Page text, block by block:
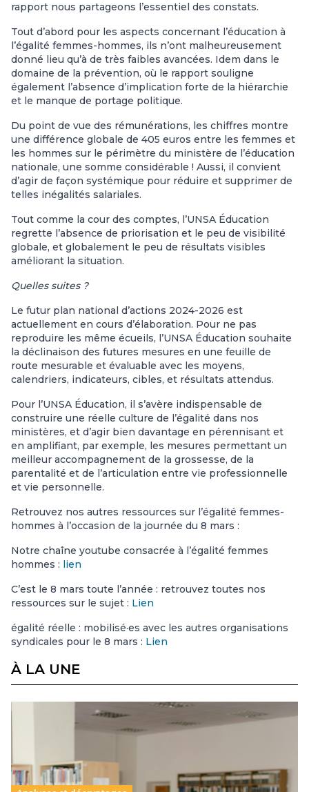
rapport nous partageons l’essentiel des constats.
Tout d’abord pour les aspects concernant l’éducation à
l’égalité femmes-hommes, ils n’ont malheureusement
donné lieu qu’à de très faibles avancées. Idem dans le
domaine de la prévention, où le rapport souligne
également l’absence d’implication forte de la hiérarchie
et le manque de portage politique.
Du point de vue des rémunérations, les chiffres montre
une différence globale de 405 euros entre les femmes et
les hommes sur le périmètre du ministère de l’éducation
nationale, une somme considérable ! Aussi, il convient
d’agir de façon systémique pour réduire et supprimer de
telles inégalités salariales.
Tout comme la cour des comptes, l’UNSA Éducation
regrette l’absence de priorisation et le peu de visibilité
globale, et globalement le peu de résultats visibles
améliorant la situation.
Quelles suites ?
Le futur plan national d’actions 2024-2026 est
actuellement en cours d’élaboration. Pour ne pas
reproduire les même écueils, l’UNSA Éducation souhaite
la déclinaison des futures mesures en une feuille de
route mesurable et évaluable avec les moyens,
calendriers, indicateurs, cibles, et résultats attendus.
Pour l’UNSA Éducation, il s’avère indispensable de
construire une réelle culture de l’égalité dans nos
ministères, et d’agir bien davantage en pérennisant et
en amplifiant, par exemple, les mesures permettant un
meilleur accompagnement de la grossesse, de la
parentalité et de l’articulation entre vie professionnelle
et vie personnelle.
Retrouvez nos autres ressources sur l’égalité femmes-
hommes à l’occasion de la journée du 8 mars :
Notre chaîne youtube consacrée à l’égalité femmes
hommes : lien
C’est le 8 mars toute l’année : retrouvez toutes nos
ressources sur le sujet : Lien
égalité réelle : mobilisé·es avec les autres organisations
syndicales pour le 8 mars : Lien
À LA UNE